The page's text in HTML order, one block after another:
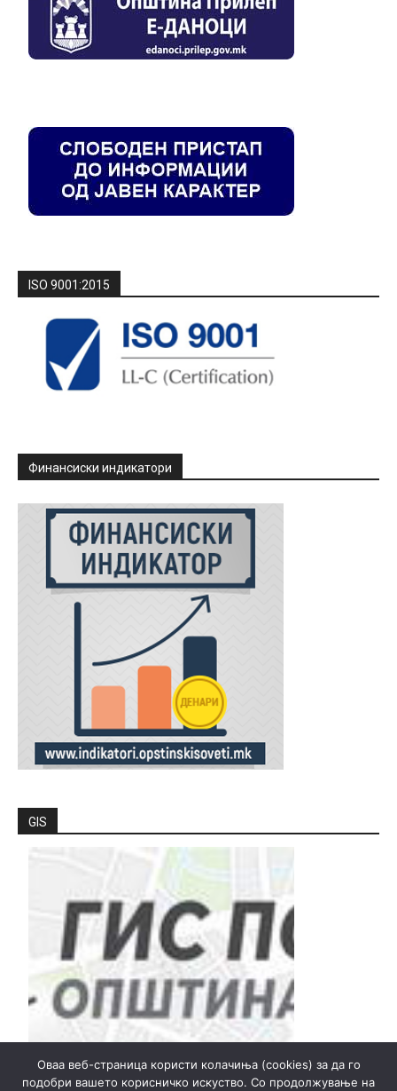
ISO 9001:2015
Финансиски индикатори
GIS
Оваа веб-страница користи колачиња (cookies) за да го
подобри вашето корисничко искуство. Со продолжување на